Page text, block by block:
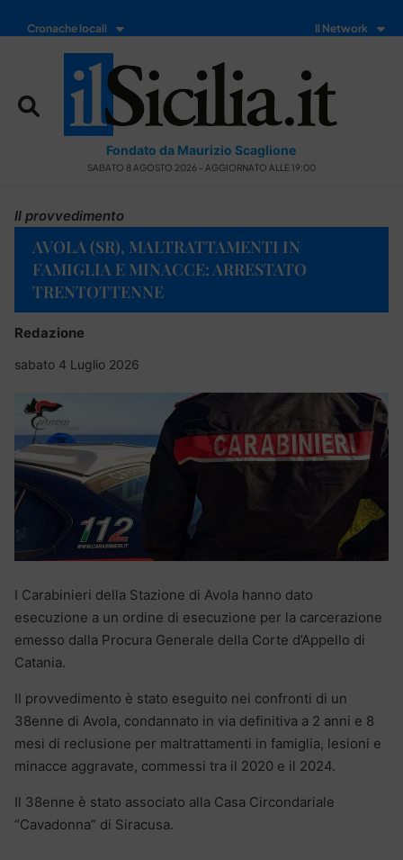
Cronache locali Il Network
Fondato da Maurizio Scaglione
SABATO 8 AGOSTO 2026 - AGGIORNATO ALLE 19:00
Il provvedimento
AVOLA (SR), MALTRATTAMENTI IN
FAMIGLIA E MINACCE: ARRESTATO
TRENTOTTENNE
Redazione
sabato 4 Luglio 2026
I Carabinieri della Stazione di Avola hanno dato
esecuzione a un ordine di esecuzione per la carcerazione
emesso dalla Procura Generale della Corte d’Appello di
Catania.
Il provvedimento è stato eseguito nei confronti di un
38enne di Avola, condannato in via definitiva a 2 anni e 8
mesi di reclusione per maltrattamenti in famiglia, lesioni e
minacce aggravate, commessi tra il 2020 e il 2024.
Il 38enne è stato associato alla Casa Circondariale
“Cavadonna” di Siracusa.